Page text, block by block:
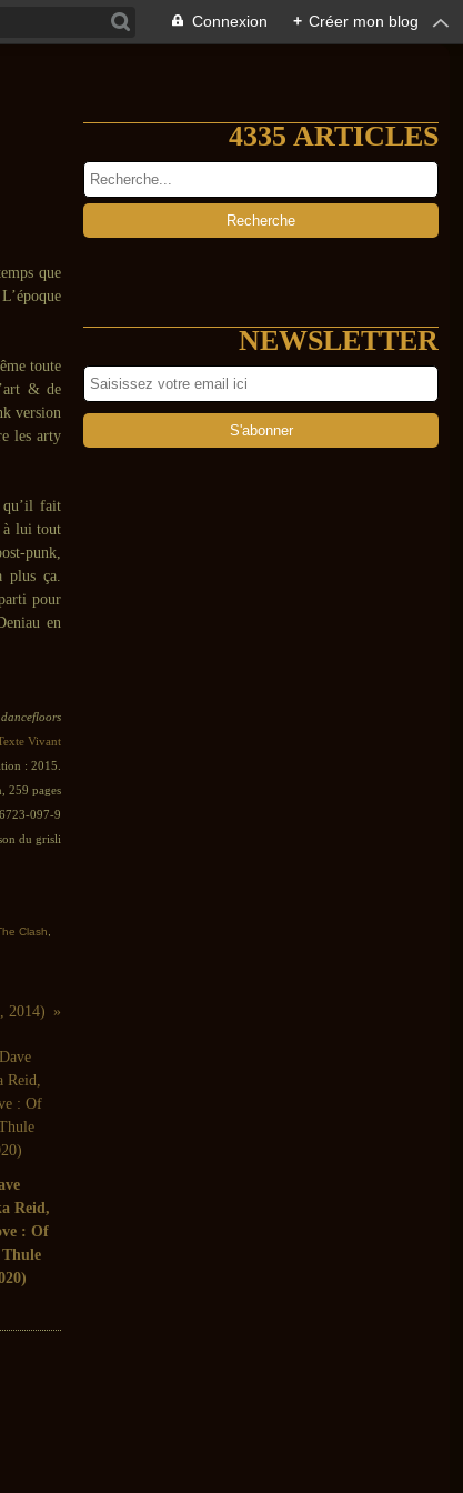
Connexion + Créer mon blog
que
toute
& de
version
les arty
fait
à lui tout
punk,
plus ça.
pour
en
Vivant
: 2015.
259 pages
097-9
du grisli
Clash
2014)
Reid,
: Of
4335 ARTICLES
NEWSLETTER